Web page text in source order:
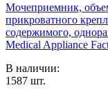
Мочеприемник,
прикроватного
содержимого,
Medical Appliance
В наличии:
1587 шт.